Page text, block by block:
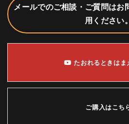
メールでのご相談・ご質問はお
用ください。
たおれるときはま
ご購入はこち